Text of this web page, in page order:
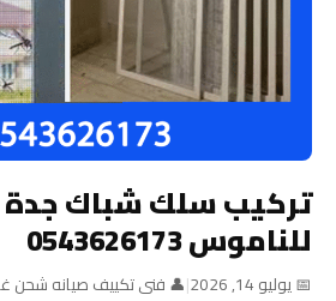
تركيب سلك شباك
للناموس 0543626173
📅 يوليو 14, 2026 |👤 فنى تكييف صيانه شحن